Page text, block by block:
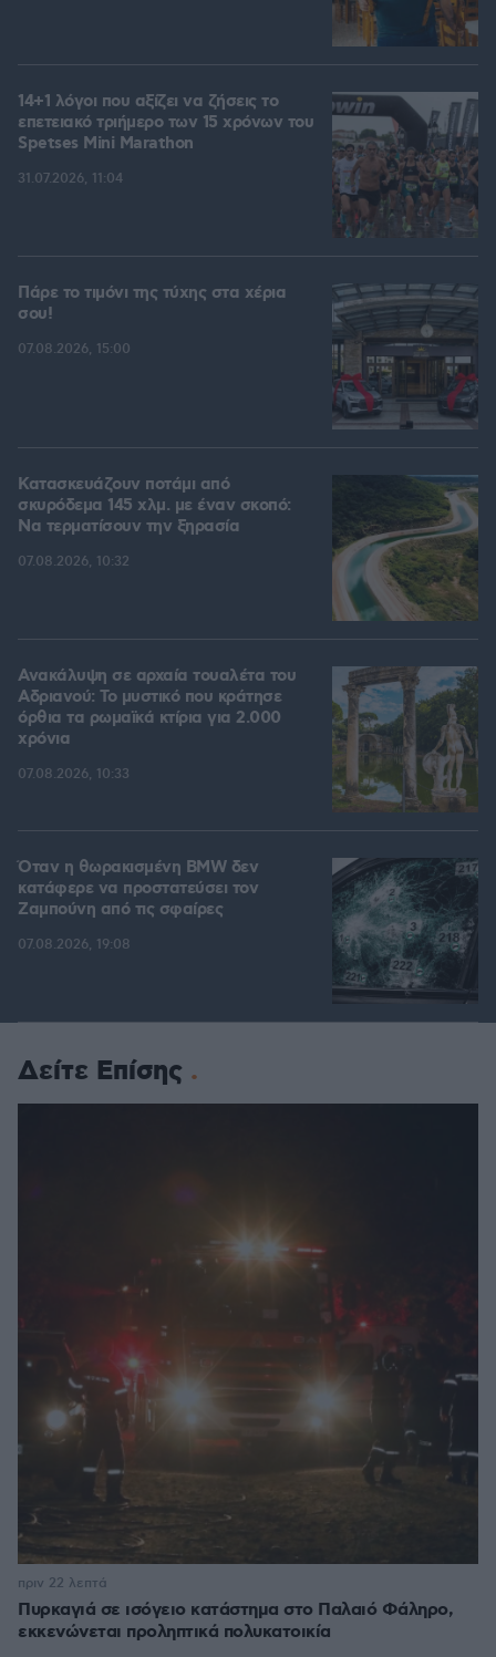
14+1 λόγοι που αξίζει να ζήσεις το
επετειακό τριήμερο των 15 χρόνων του
Spetses Mini Marathon
31.07.2026, 11:04
Πάρε το τιμόνι της τύχης στα χέρια
σου!
07.08.2026, 15:00
Κατασκευάζουν ποτάμι από
σκυρόδεμα 145 χλμ. με έναν σκοπό:
Να τερματίσουν την ξηρασία
07.08.2026, 10:32
Ανακάλυψη σε αρχαία τουαλέτα του
Αδριανού: Το μυστικό που κράτησε
όρθια τα ρωμαϊκά κτίρια για 2.000
χρόνια
07.08.2026, 10:33
Όταν η θωρακισμένη BMW δεν
κατάφερε να προστατεύσει τον
Ζαμπούνη από τις σφαίρες
07.08.2026, 19:08
Δείτε Επίσης
Πυρκαγιά σε ισόγειο κατάστημα στο Παλαιό Φάληρο,
εκκενώνεται προληπτικά πολυκατοικία
πριν 22 λεπτά